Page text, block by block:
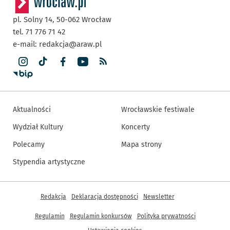
pl. Solny 14, 50-062 Wrocław
tel. 71 776 71 42
e-mail: redakcja@araw.pl
Aktualności
Wydział Kultury
Polecamy
Stypendia artystyczne
Wrocławskie festiwale
Koncerty
Mapa strony
Inne informacje
Redakcja Deklaracja dostępności Newsletter
Regulamin Regulamin konkursów
Polityka prywatności